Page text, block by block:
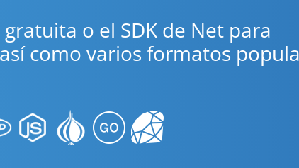
o el SDK de Net para
como varios formatos